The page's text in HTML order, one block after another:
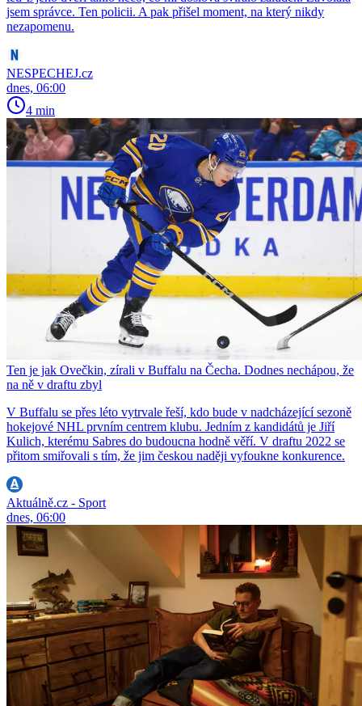
jsem správce. Ten policii. A pak přišel moment, na který nikdy
nezapomenu.
NESPECHEJ.cz
dnes, 06:00
4 min
Ten je jak Ovečkin, zírali v Buffalu na Čecha. Dodnes nechápou, že
na ně v draftu zbyl
V Buffalu se přes léto vytrvale řeší, kdo bude v nadcházející sezoně
hokejové NHL prvním centrem klubu. Jedním z kandidátů je Jiří
Kulich, kterému Sabres do budoucna hodně věří. V draftu 2022 se
přitom smiřovali s tím, že jim českou naději vyfoukne konkurence.
Aktuálně.cz - Sport
dnes, 06:00